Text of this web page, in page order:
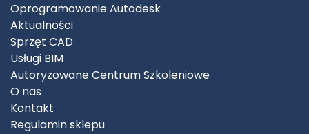
Oprogramowanie Autodesk
Aktualności
Sprzęt CAD
Usługi BIM
Autoryzowane Centrum Szkoleniowe
O nas
Kontakt
Regulamin sklepu